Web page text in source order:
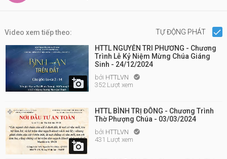
Video xem tiếp theo: TỰ ĐỘNG PHÁT

HTTL NGUYỄN TRI PHƯƠNG - Chương
Trình Lễ Kỷ Niệm Mừng Chúa Giáng
Sinh - 24/12/2024
bởi HTTLVN 
352 Lượt xem

HTTL BÌNH TRỊ ĐÔNG - Chương Trình
Thờ Phượng Chúa - 03/03/2024
bởi HTTLVN 
431 Lượt xem